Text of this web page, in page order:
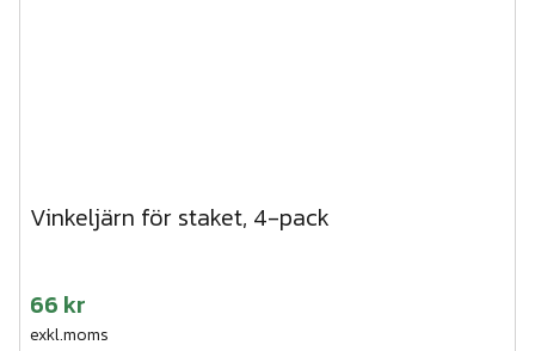
Vinkeljärn för staket, 4-pack
66 kr
exkl.moms